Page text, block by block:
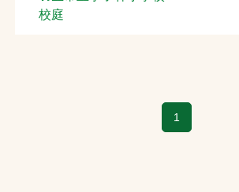
お取引先の皆様へ
校庭
1